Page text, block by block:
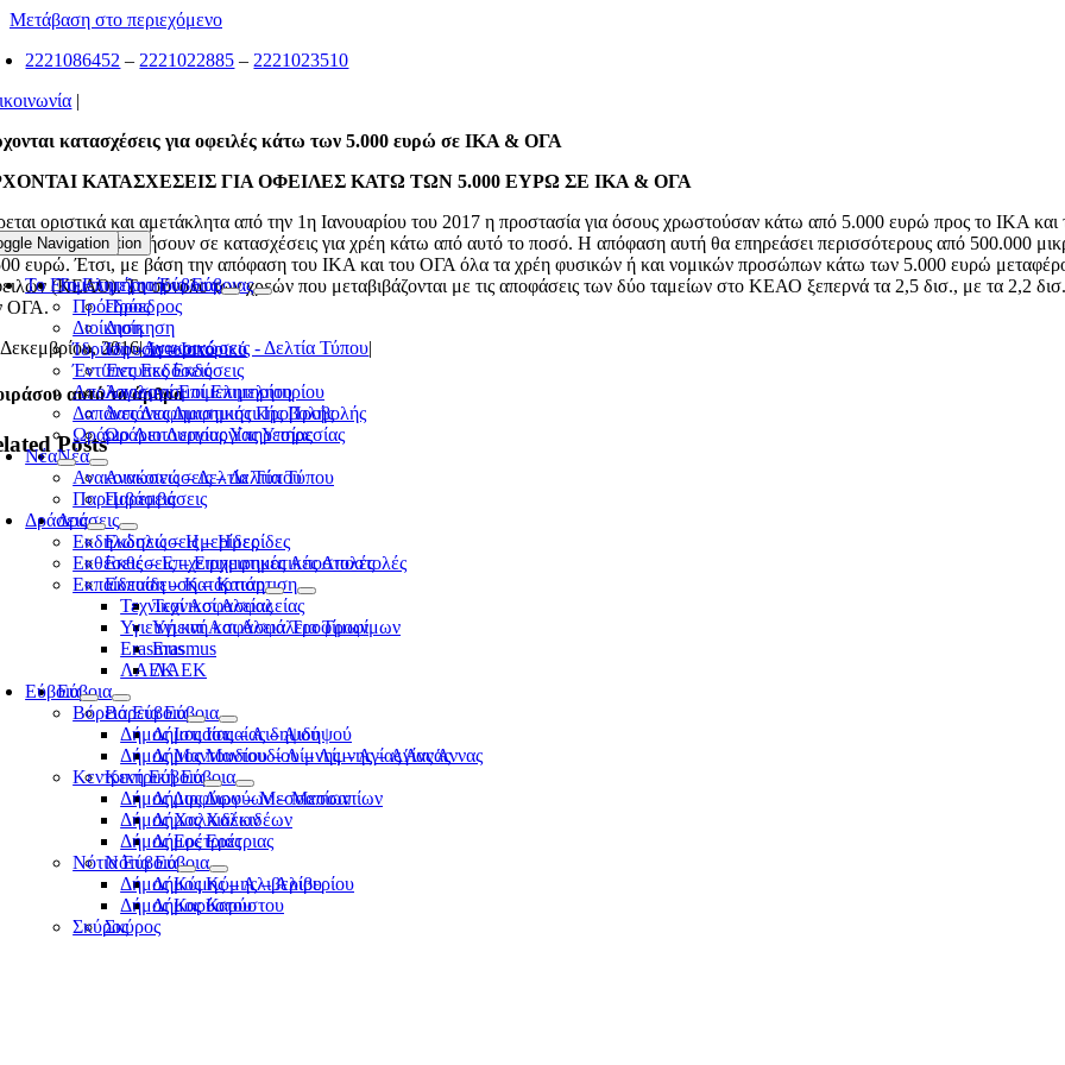
Μετάβαση στο περιεχόμενο
2221086452 – 2221022885 – 2221023510
|
Toggle Navigation
Το Επιμελητήριο Εύβοιας
Πρόεδρος
Διοίκηση
Ίδρυση – Ιστορικό
Έντυπες Εκδόσεις
Απολογισμοί Επιμελητηρίου
Δαπάνες Διαφημιστικής Προβολής
Ωράριο Λειτουργίας Υπηρεσίας
Νέα
Ανακοινώσεις – Δελτία Τύπου
Παρεμβάσεις
Δράσεις
Εκδηλώσεις – Ημερίδες
Εκθέσεις – Επιχειρηματικές Αποστολές
Εκπαίδευση – Κατάρτιση
Τεχνικοί Ασφαλείας
Υγιεινή και Ασφάλεια Τροφίμων
Erasmus
ΛΑΕΚ
Εύβοια
Βόρεια Εύβοια
Δήμος Ιστιαίας – Αιδηψού
Δήμος Μαντουδίου – Λίμνης – Αγίας Άννας
Κεντρική Εύβοια
Δήμος Διρφύων – Μεσσαπίων
Δήμος Χαλκιδέων
Δήμος Ερέτριας
Νότια Εύβοια
Δήμος Κύμης – Αλιβερίου
Δήμος Καρύστου
Σκύρος
Navigation
Το Επιμελητήριο Εύβοιας
Πρόεδρος
Διοίκηση
Ίδρυση – Ιστορικό
Έντυπες Εκδόσεις
Απολογισμοί Επιμελητηρίου
Δαπάνες Διαφημιστικής Προβολής
Ωράριο Λειτουργίας Υπηρεσίας
Νέα
Ανακοινώσεις – Δελτία Τύπου
Παρεμβάσεις
Δράσεις
Εκδηλώσεις – Ημερίδες
Εκθέσεις – Επιχειρηματικές Αποστολές
Εκπαίδευση – Κατάρτιση
Τεχνικοί Ασφαλείας
Υγιεινή και Ασφάλεια Τροφίμων
Erasmus
ΛΑΕΚ
Εύβοια
Βόρεια Εύβοια
Δήμος Ιστιαίας – Αιδηψού
Δήμος Μαντουδίου – Λίμνης – Αγίας Άννας
Κεντρική Εύβοια
Δήμος Διρφύων – Μεσσαπίων
Δήμος Χαλκιδέων
Δήμος Ερέτριας
Νότια Εύβοια
Δήμος Κύμης – Αλιβερίου
Δήμος Καρύστου
Σκύρος
κατασχέσεις για οφειλές κάτω των 5.000 ευρώ σε ΙΚΑ & ΟΓΑ
ΚΑΤΑΣΧΕΣΕΙΣ ΓΙΑ ΟΦΕΙΛΕΣ ΚΑΤΩ ΤΩΝ 5.000 ΕΥΡΩ ΣΕ ΙΚΑ & ΟΓΑ
οριστικά και αμετάκλητα από την 1η Ιανουαρίου του 2017 η προστασία για όσους χρωστούσαν κάτω από 5.000 ευρώ προς το ΙΚΑ
ταμεία να προχωρήσουν σε κατασχέσεις για χρέη κάτω από αυτό το ποσό. Η απόφαση αυτή θα επηρεάσει περισσότερους από 500.000
ευρώ. Έτσι, με βάση την απόφαση του ΙΚΑ και του ΟΓΑ όλα τα χρέη φυσικών ή και νομικών προσώπων κάτω των 5.000 ευρώ
(ΚΕΑΟ). Το σύνολο των χρεών που μεταβιβάζονται με τις αποφάσεις των δύο ταμείων στο ΚΕΑΟ ξεπερνά τα 2,5 δισ., με τα 2,2
ΟΓΑ.
2016|Ανακοινώσεις - Δελτία Τύπου|
αυτό το άρθρο
Posts